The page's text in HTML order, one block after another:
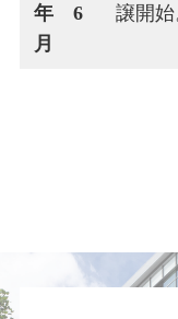
年 6
月
譲開始